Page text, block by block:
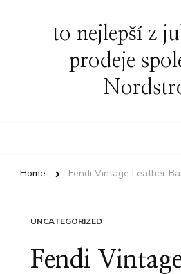
to nejlepší z
prodeje
Home Fendi Vintage Leather
UNCATEGORIZED
Fendi